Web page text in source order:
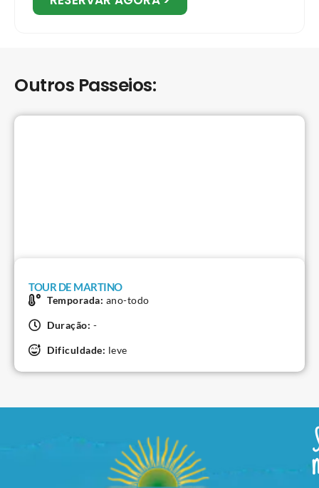
Outros Passeios:
TOUR DE MARTINO
Temporada: ano-todo
Duração: -
Dificuldade: leve